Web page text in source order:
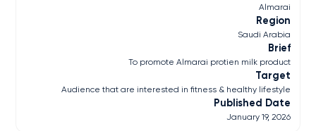
Almarai
Region
Saudi Arabia
Brief
To promote Almarai protien milk product
Target
Audience that are interested in fitness & healthy lifestyle
Published Date
January 19, 2026